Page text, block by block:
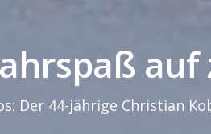
auf
Der 44-jährige Christian